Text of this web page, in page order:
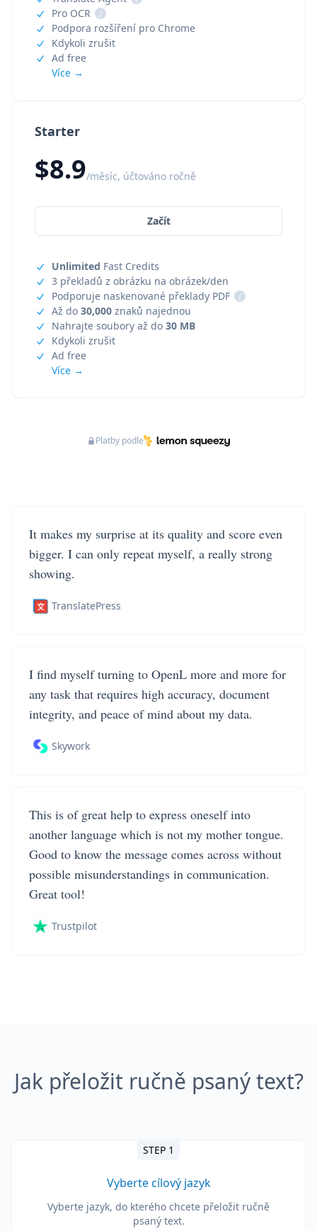
Starter
$8.9/měsíc, účtováno ročně
Začít
Unlimited Fast Credits
3 překladů z obrázku na obrázek/den
Podporuje naskenované překlady PDF
i
Až do 30,000 znaků najednou
Nahrajte soubory až do 30 MB
Kdykoli zrušit
Ad free
Více →
Pro OCR
i
Podpora rozšíření pro Chrome
Kdykoli zrušit
Ad free
Více →
Platby podle
It makes my surprise at its quality and score even
bigger. I can only repeat myself, a really strong
showing.
TranslatePress
I find myself turning to OpenL more and more for
any task that requires high accuracy, document
integrity, and peace of mind about my data.
Skywork
This is of great help to express oneself into
another language which is not my mother tongue.
Good to know the message comes across without
possible misunderstandings in communication.
Great tool!
Trustpilot
Jak přeložit ručně psaný text?
STEP 1
Vyberte cílový jazyk
Vyberte jazyk, do kterého chcete přeložit ručně
psaný text.